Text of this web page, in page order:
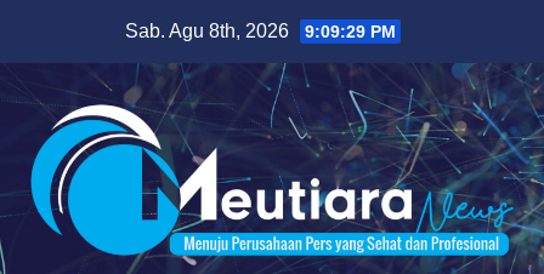
content
Sab. Agu 8th, 2026 9:09:30 PM